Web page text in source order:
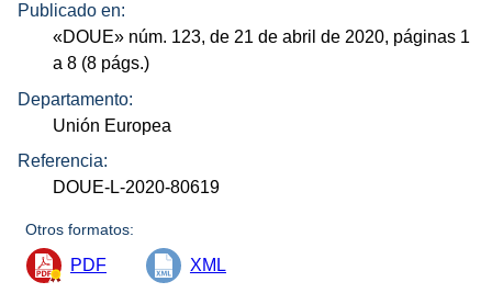
Publicado en:
«DOUE» núm. 123, de 21 de abril de 2020, páginas 1
a 8 (8 págs.)
Departamento:
Unión Europea
Referencia:
DOUE-L-2020-80619
Otros formatos:
PDF XML